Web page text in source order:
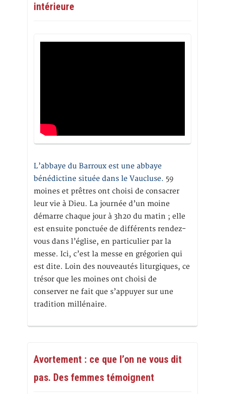
intérieure
L’abbaye du Barroux est une abbaye
bénédictine située dans le Vaucluse. 59
moines et prêtres ont choisi de consacrer
leur vie à Dieu. La journée d’un moine
démarre chaque jour à 3h20 du matin ; elle
est ensuite ponctuée de différents rendez-
vous dans l’église, en particulier par la
messe. Ici, c’est la messe en grégorien qui
est dite. Loin des nouveautés liturgiques, ce
trésor que les moines ont choisi de
conserver ne fait que s’appuyer sur une
tradition millénaire.
Avortement : ce que l’on ne vous dit
pas. Des femmes témoignent